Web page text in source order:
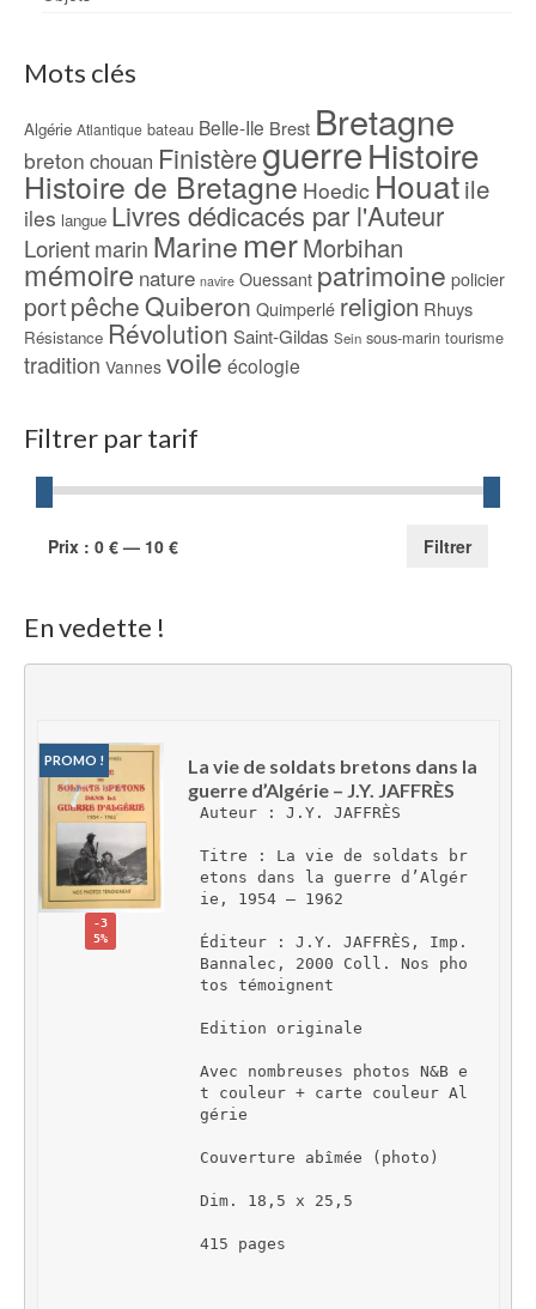
Mots clés
Algérie Atlantique bateau Belle-Ile Brest Bretagne
breton chouan FinistèreguerreHistoire
Histoire de Bretagne Hoedic Houatile
iles langue Livres dédicacés par l'Auteur
Lorientmarin Marine merMorbihan
mémoire nature navire Ouessant patrimoine policier
portpêcheQuiberon Quimperlé religion Rhuys
Résistance Révolution Saint-Gildas Sein sous-marin tourisme
tradition Vannes voile écologie
Filtrer par tarif
Prix
Prix
Filtrer
Prix : 0 € — 10 €
En vedette !
PROMO !
-3
5%
La vie de soldats bretons dans la
guerre d’Algérie – J.Y. JAFFRÈS
Auteur : J.Y. JAFFRÈS
Titre : La vie de soldats br
etons dans la guerre d’Algér
ie, 1954 – 1962
Éditeur : J.Y. JAFFRÈS, Imp.
Bannalec, 2000 Coll. Nos pho
tos témoignent
Edition originale
Avec nombreuses photos N&B e
t couleur + carte couleur Al
gérie
Couverture abîmée (photo)
Dim. 18,5 x 25,5
415 pages